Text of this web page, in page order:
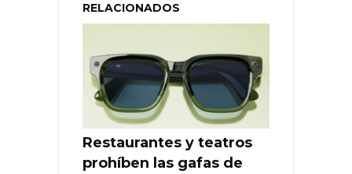
RELACIONADOS
Restaurantes y teatros
prohíben las gafas de